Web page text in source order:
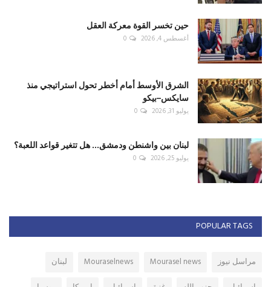
حين تخسر القوة معركة العقل
أغسطس 4, 2026 0
الشرق الأوسط أمام أخطر تحول استراتيجي منذ
سايكس–بيكو
يوليو 31, 2026 0
لبنان بين واشنطن ودمشق... هل تتغير قواعد اللعبة؟
يوليو 25, 2026 0
POPULAR TAGS
مراسل نيوز Mourasel news
Mouraselnews
لبنان